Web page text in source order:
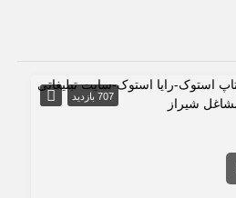
707 بازدید